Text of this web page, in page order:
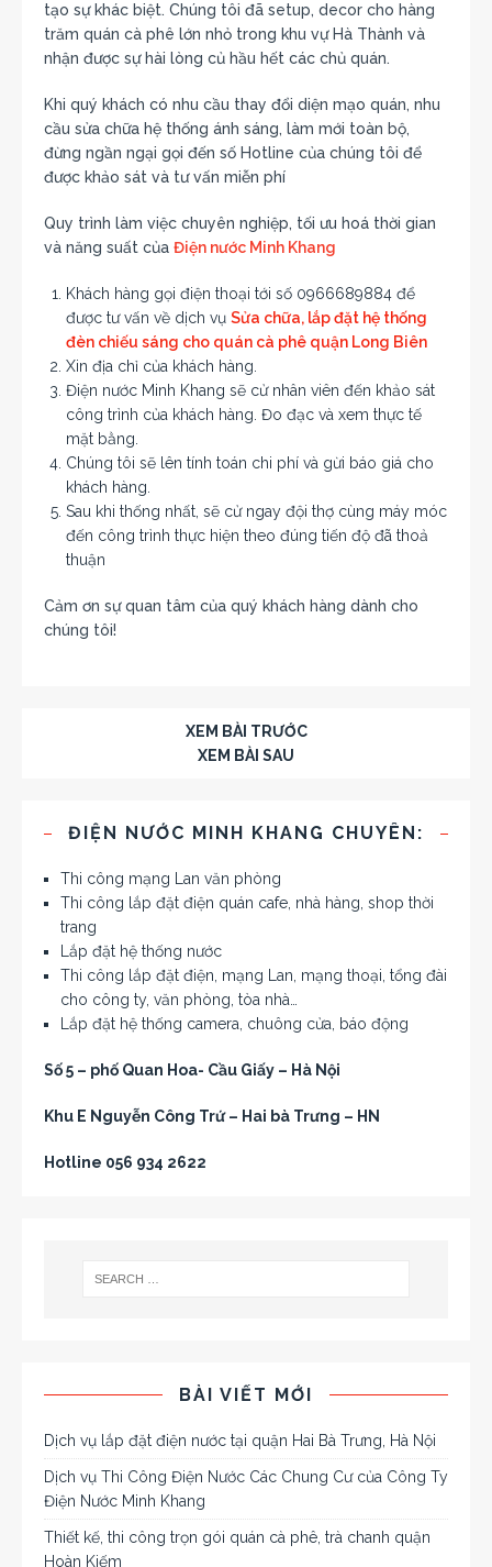
tạo sự khác biệt. Chúng tôi đã setup, decor cho hàng
trăm quán cà phê lớn nhỏ trong khu vự Hà Thành và
nhận được sự hài lòng củ hầu hết các chủ quán.
Khi quý khách có nhu cầu thay đổi diện mạo quán, nhu
cầu sửa chữa hệ thống ánh sáng, làm mới toàn bộ,
đừng ngần ngại gọi đến số Hotline của chúng tôi để
được khảo sát và tư vấn miễn phí
Quy trình làm việc chuyên nghiệp, tối ưu hoá thời gian
và năng suất của Điện nước Minh Khang
Khách hàng gọi điện thoại tới số 0966689884 để
được tư vấn về dịch vụ Sửa chữa, lắp đặt hệ thống
đèn chiếu sáng cho quán cà phê quận Long Biên
Xin địa chỉ của khách hàng.
Điện nước Minh Khang sẽ cử nhân viên đến khảo sát
công trình của khách hàng. Đo đạc và xem thực tế
mặt bằng.
Chúng tôi sẽ lên tính toán chi phí và gừi báo giá cho
khách hàng.
Sau khi thống nhất, sẽ cử ngay đội thợ cùng máy móc
đến công trình thực hiện theo đúng tiến độ đã thoả
thuận
Cảm ơn sự quan tâm của quý khách hàng dành cho
chúng tôi!
XEM BÀI TRƯỚC
XEM BÀI SAU
ĐIỆN NƯỚC MINH KHANG CHUYÊN:
Thi công mạng Lan văn phòng
Thi công lắp đặt điện quán cafe, nhà hàng, shop thời
trang
Lắp đặt hệ thống nước
Thi công lắp đặt điện, mạng Lan, mạng thoại, tổng đài
cho công ty, văn phòng, tòa nhà…
Lắp đặt hệ thống camera, chuông cửa, báo động
Số 5 – phố Quan Hoa- Cầu Giấy – Hà Nội
Khu E Nguyễn Công Trứ – Hai bà Trưng – HN
Hotline 056 934 2622
BÀI VIẾT MỚI
Dịch vụ lắp đặt điện nước tại quận Hai Bà Trưng, Hà Nội
Dịch vụ Thi Công Điện Nước Các Chung Cư của Công Ty
Điện Nước Minh Khang
Thiết kế, thi công trọn gói quán cà phê, trà chanh quận
Hoàn Kiếm